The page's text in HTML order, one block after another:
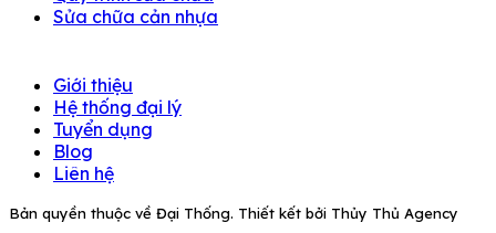
Sửa chữa cản nhựa
Giới thiệu
Hệ thống đại lý
Tuyển dụng
Blog
Liên hệ
Bản quyền thuộc về Đại Thống. Thiết kết bởi Thủy Thủ Agency